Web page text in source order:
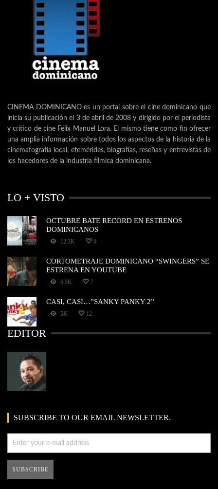
CINEMA DOMINICANO es un portal sobre el cine dominicano que
inicia su publicación el 3 de abril de 2008 y dirigido por el periodista
y crítico de cine Félix Manuel Lora. El mismo tiene como fin ofrecer
una amplia información sobre todos los aspectos de la historia de la
cinematografía local, efemérides, biografías, reseñas y entrevistas de
los hacedores de la industria fílmica dominicana.
LO + VISTO
OCTUBRE BATE RECORD EN ESTRENOS
DOMINICANOS
12.3K 0
CORTOMETRAJE DOMINICANO “SWINGERS” SE
ESTRENA EN YOUTUBE
6.5K 7
CASI, CASI…”SANKY PANKY 2”
5K 12
EDITOR
SUBSCRIBE TO OUR EMAIL NEWSLETTER.